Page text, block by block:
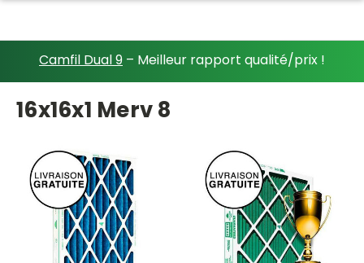
Camfil Dual 9 – Meilleur rapport qualité/prix !
16x16x1 Merv 8